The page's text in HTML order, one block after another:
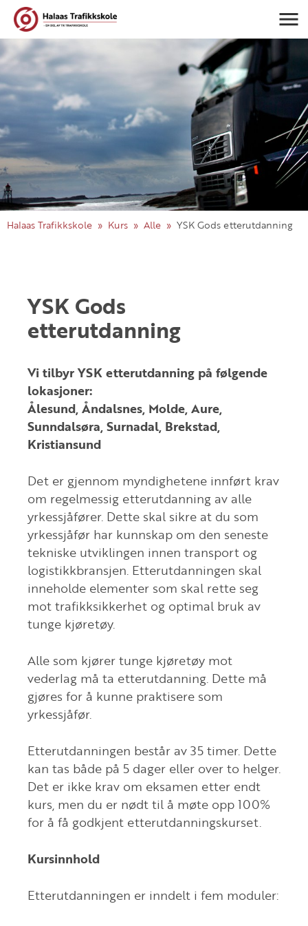
Halaas Trafikkskole Kurs Alle YSK Gods etterutdanning
YSK Gods
etterutdanning
Vi tilbyr YSK etterutdanning på følgende
lokasjoner:
Ålesund, Åndalsnes, Molde, Aure,
Sunndalsøra, Surnadal, Brekstad,
Kristiansund
Det er gjennom myndighetene innført krav
om regelmessig etterutdanning av alle
yrkessjåfører. Dette skal sikre at du som
yrkessjåfør har kunnskap om den seneste
tekniske utviklingen innen transport og
logistikkbransjen. Etterutdanningen skal
inneholde elementer som skal rette seg
mot trafikksikkerhet og optimal bruk av
tunge kjøretøy.
Alle som kjører tunge kjøretøy mot
vederlag må ta etterutdanning. Dette må
gjøres for å kunne praktisere som
yrkessjåfør.
Etterutdanningen består av 35 timer. Dette
kan tas både på 5 dager eller over to helger.
Det er ikke krav om eksamen etter endt
kurs, men du er nødt til å møte opp 100%
for å få godkjent etterutdanningskurset.
Kursinnhold
Etterutdanningen er inndelt i fem moduler: